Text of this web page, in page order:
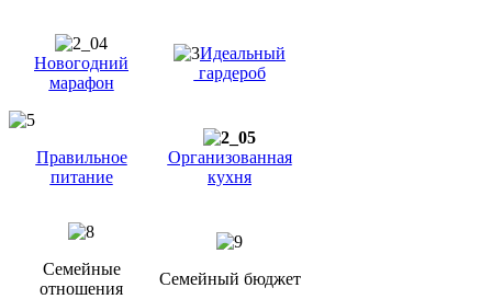
Новогодний
марафон
Идеальный
гардероб
Правильное
питание
Организованная
кухня
Семейные
отношения
Семейный бюджет